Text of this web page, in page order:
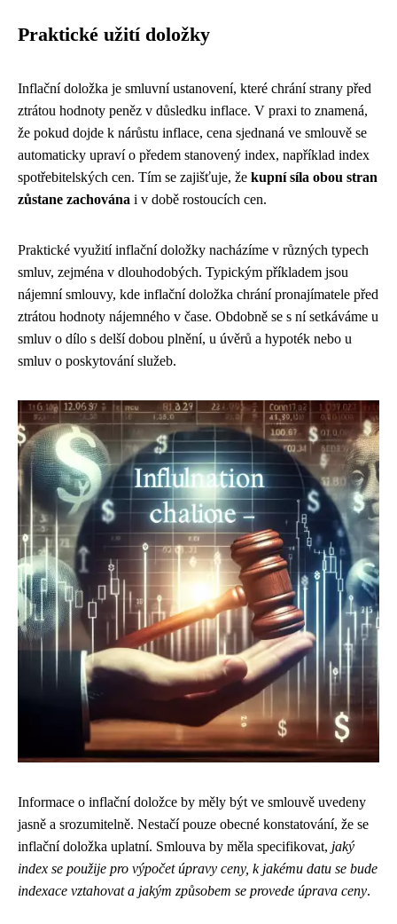
Praktické užití doložky
Inflační doložka je smluvní ustanovení, které chrání strany před
ztrátou hodnoty peněz v důsledku inflace. V praxi to znamená,
že pokud dojde k nárůstu inflace, cena sjednaná ve smlouvě se
automaticky upraví o předem stanovený index, například index
spotřebitelských cen. Tím se zajišťuje, že kupní síla obou stran
zůstane zachována i v době rostoucích cen.
Praktické využití inflační doložky nacházíme v různých typech
smluv, zejména v dlouhodobých. Typickým příkladem jsou
nájemní smlouvy, kde inflační doložka chrání pronajímatele před
ztrátou hodnoty nájemného v čase. Obdobně se s ní setkáváme u
smluv o dílo s delší dobou plnění, u úvěrů a hypoték nebo u
smluv o poskytování služeb.
Informace o inflační doložce by měly být ve smlouvě uvedeny
jasně a srozumitelně. Nestačí pouze obecné konstatování, že se
inflační doložka uplatní. Smlouva by měla specifikovat, jaký
index se použije pro výpočet úpravy ceny, k jakému datu se bude
indexace vztahovat a jakým způsobem se provede úprava ceny.